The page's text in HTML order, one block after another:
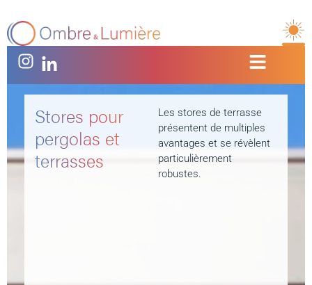
Stores pour
pergolas et
terrasses
Les stores de terrasse
présentent de multiples
avantages et se révèlent
particulièrement
robustes.